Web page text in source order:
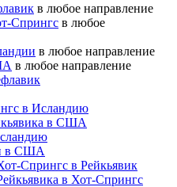
в любое направление
Спрингс в любое
в любое направление
в любое направление
в Исландию
в США
в США
Спрингс в Рейкьявик
в Хот-Спрингс